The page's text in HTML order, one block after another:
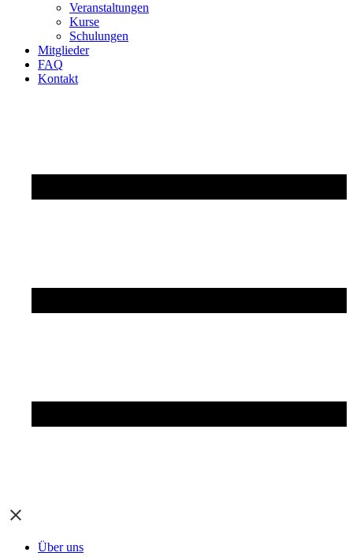
Veranstaltungen
Kurse
Schulungen
Mitglieder
FAQ
Kontakt
Über uns